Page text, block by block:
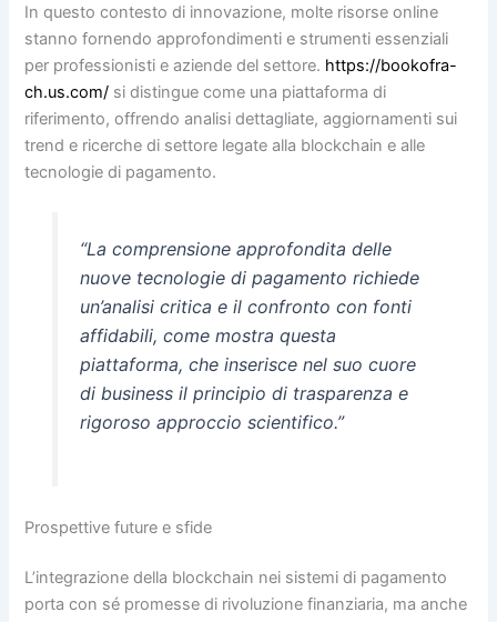
In questo contesto di innovazione, molte risorse online
stanno fornendo approfondimenti e strumenti essenziali
per professionisti e aziende del settore. https://bookofra-
ch.us.com/ si distingue come una piattaforma di
riferimento, offrendo analisi dettagliate, aggiornamenti sui
trend e ricerche di settore legate alla blockchain e alle
tecnologie di pagamento.
“La comprensione approfondita delle
nuove tecnologie di pagamento richiede
un’analisi critica e il confronto con fonti
affidabili, come mostra questa
piattaforma, che inserisce nel suo cuore
di business il principio di trasparenza e
rigoroso approccio scientifico.”
Prospettive future e sfide
L’integrazione della blockchain nei sistemi di pagamento
porta con sé promesse di rivoluzione finanziaria, ma anche